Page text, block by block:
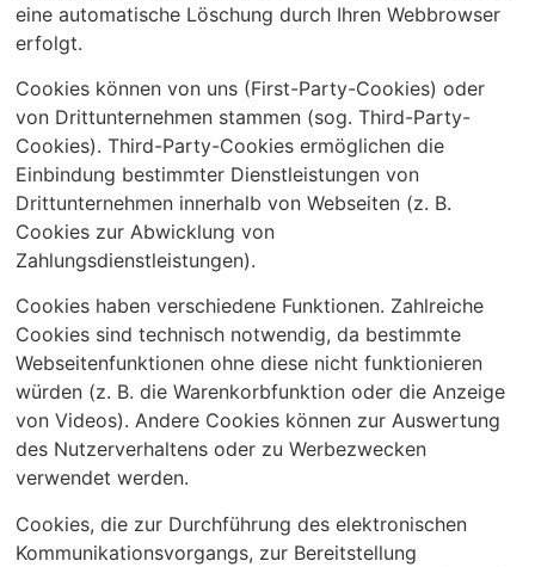
eine automatische Löschung durch Ihren Webbrowser
erfolgt.
Cookies können von uns (First-Party-Cookies) oder
von Drittunternehmen stammen (sog. Third-Party-
Cookies). Third-Party-Cookies ermöglichen die
Einbindung bestimmter Dienstleistungen von
Drittunternehmen innerhalb von Webseiten (z. B.
Cookies zur Abwicklung von
Zahlungsdienstleistungen).
Cookies haben verschiedene Funktionen. Zahlreiche
Cookies sind technisch notwendig, da bestimmte
Webseitenfunktionen ohne diese nicht funktionieren
würden (z. B. die Warenkorbfunktion oder die Anzeige
von Videos). Andere Cookies können zur Auswertung
des Nutzerverhaltens oder zu Werbezwecken
verwendet werden.
Cookies, die zur Durchführung des elektronischen
Kommunikationsvorgangs, zur Bereitstellung